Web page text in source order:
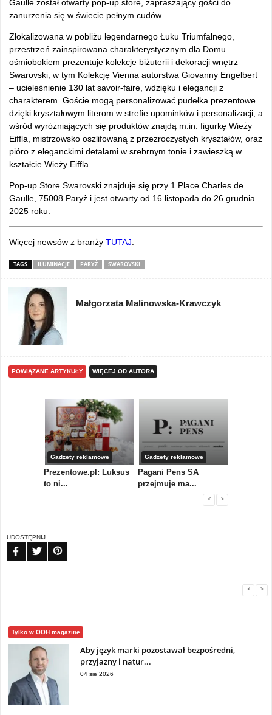
Gaulle został otwarty pop-up store, zapraszający gości do
zanurzenia się w świecie pełnym cudów.
Zlokalizowana w pobliżu legendarnego Łuku Triumfalnego,
przestrzeń zainspirowana charakterystycznym dla Domu
ośmiobokiem prezentuje kolekcje biżuterii i dekoracji wnętrz
Swarovski, w tym Kolekcję Vienna autorstwa Giovanny Engelbert
– ucieleśnienie 130 lat savoir-faire, wdzięku i elegancji z
charakterem. Goście mogą personalizować pudełka prezentowe
dzięki kryształowym literom w strefie upominków i personalizacji, a
wśród wyróżniających się produktów znajdą m.in. figurkę Wieży
Eiffla, mistrzowsko oszlifowaną z przezroczystych kryształów, oraz
pióro z eleganckimi detalami w srebrnym tonie i zawieszką w
kształcie Wieży Eiffla.
Pop-up Store Swarovski znajduje się przy 1 Place Charles de
Gaulle, 75008 Paryż i jest otwarty od 16 listopada do 26 grudnia
2025 roku.
Więcej newsów z branży TUTAJ
TAGS ILUMINACJE PARYŻ SWAROVSKI
Małgorzata Malinowska-Krawczyk
POWIĄZANE ARTYKUŁY WIĘCEJ OD AUTORA
Gadżety reklamowe
Prezentowe.pl: Luksus
to ni...
Gadżety reklamowe
Pagani Pens SA
przejmuje ma...
< >
UDOSTĘPNIJ
< >
Tylko w OOH magazine
Aby język marki pozostawał bezpośredni,
przyjazny i natur...
04 sie 2026